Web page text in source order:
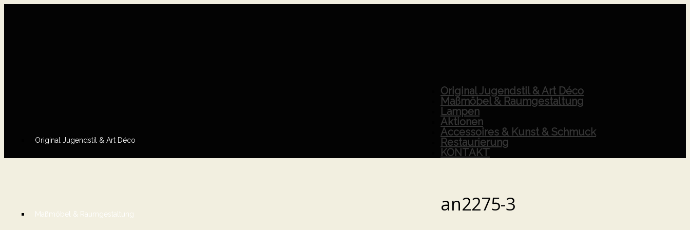
Original Jugendstil & Art Déco
Maßmöbel & Raumgestaltung
Original Jugendstil & Art Déco
Maßmöbel & Raumgestaltung
Lampen
Aktionen
Accessoires & Kunst & Schmuck
Restaurierung
KONTAKT
an2275-3